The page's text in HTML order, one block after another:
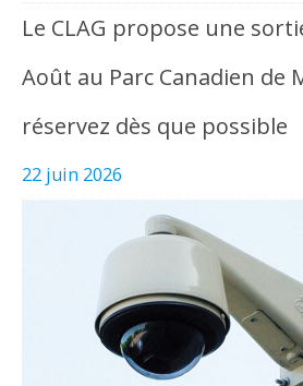
Le CLAG propose une
Août au Parc Canadien de
réservez dès que possible
22 juin 2026